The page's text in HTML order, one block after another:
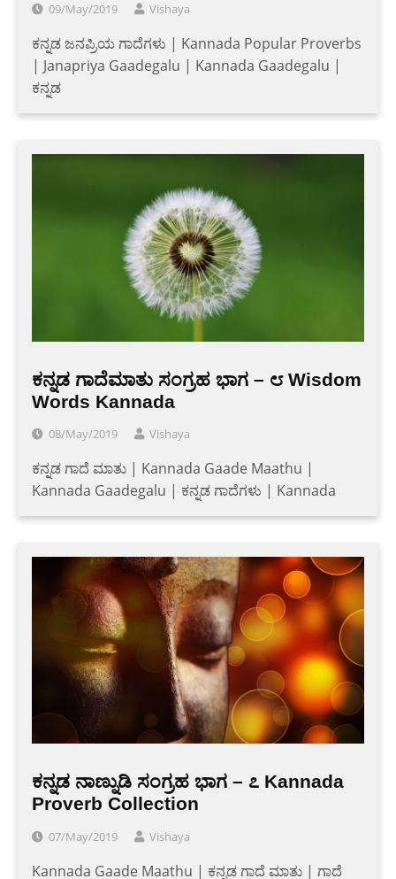
09/May/2019 Vishaya
ಕನ್ನಡ ಜನಪ್ರಿಯ ಗಾದೆಗಳು | Kannada Popular Proverbs
| Janapriya Gaadegalu | Kannada Gaadegalu |
ಕನ್ನಡ
ಕನ್ನಡ ಗಾದೆಮಾತು ಸಂಗ್ರಹ ಭಾಗ – ೮ Wisdom
Words Kannada
08/May/2019 Vishaya
ಕನ್ನಡ ಗಾದೆ ಮಾತು | Kannada Gaade Maathu |
Kannada Gaadegalu | ಕನ್ನಡ ಗಾದೆಗಳು | Kannada
ಕನ್ನಡ ನಾಣ್ನುಡಿ ಸಂಗ್ರಹ ಭಾಗ – ೭ Kannada
Proverb Collection
07/May/2019 Vishaya
Kannada Gaade Maathu | ಕನ್ನಡ ಗಾದೆ ಮಾತು | ಗಾದೆ